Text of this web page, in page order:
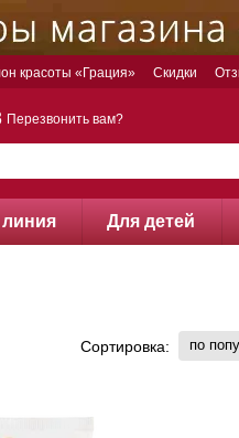
красоты «Грация» Скидки
Перезвонить вам?
линия Для детей
Сортировка: по